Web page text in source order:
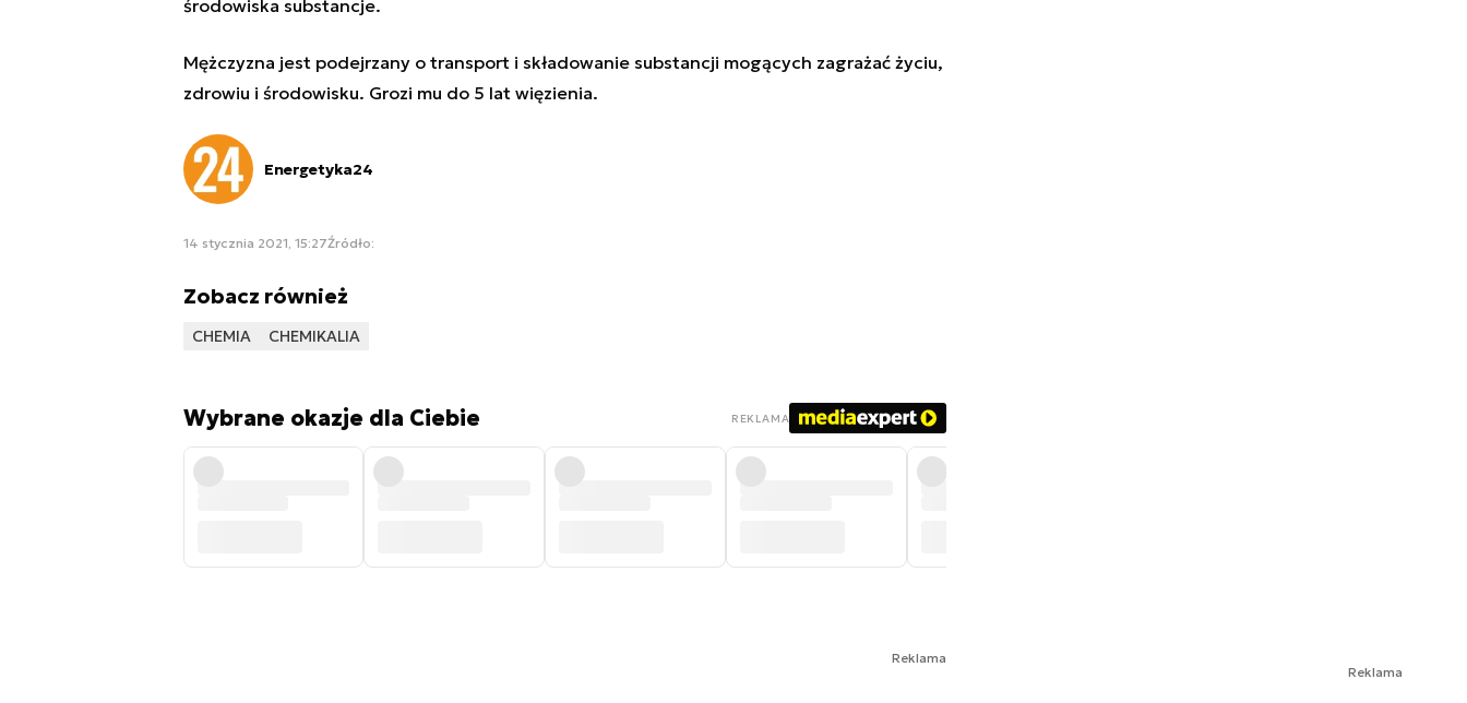
środowiska substancje.
Mężczyzna jest podejrzany o transport i składowanie substancji mogących zagrażać życiu,
zdrowiu i środowisku. Grozi mu do 5 lat więzienia.
Energetyka24
14 stycznia 2021, 15:27Źródło:
Zobacz również
CHEMIA CHEMIKALIA
Wybrane okazje dla Ciebie REKLAMA
Reklama
Reklama